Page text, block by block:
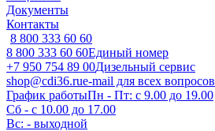
Документы
Контакты
8 800 333 60 60
8 800 333 60 60Единый номер
+7 950 754 89 00Дизельный сервис
shop@cdi36.rue-mail для всех вопросов
График работыПн - Пт: с 9.00 до 19.00
Сб - с 10.00 до 17.00
Вс: - выходной